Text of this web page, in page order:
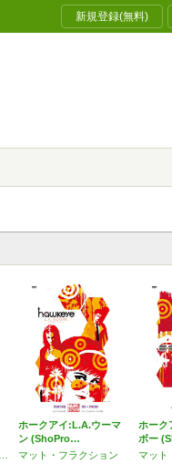
新規登録(無料)
ホークアイ:L.A.ウーマ
ン (ShoPro…
マット・フラクション
ホーク
ボー
マット